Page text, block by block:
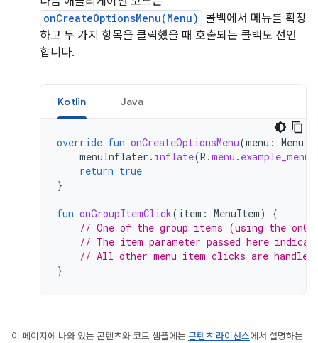
onCreateOptionsMenu(Menu)
콜백에서 메뉴를 확장
하고 두 가지 항목을 클릭했을 때 호출되는 콜백도 선언
합니다.
Kotlin Java
override fun onCreateOptionsMenu(menu : Menu):
menuInflater . inflate(R .menu . example_menu
return true
}
fun onGroupItemClick(item : MenuItem)
{
// One of the group items (using the
// The item parameter passed here
// All other menu item clicks are handled
}
이 페이지에 나와 있는 콘텐츠와 코드 샘플에는 콘텐츠 라이선스에서 설명하는